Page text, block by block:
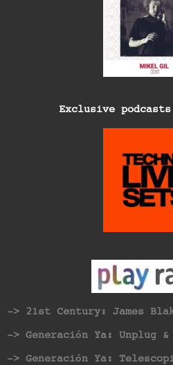
Exclusive
-> 21st Century: James
-> Generación Ya: Unplug &
-> Generación Ya: